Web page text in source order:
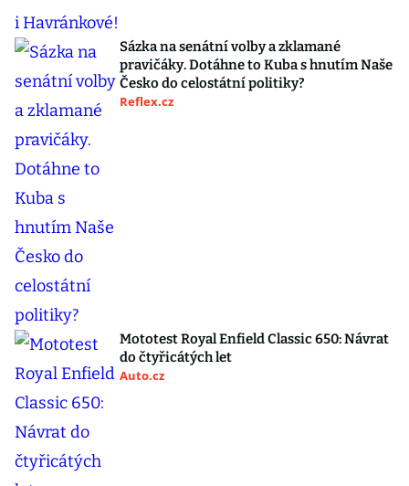
Sázka na senátní volby a zklamané
pravičáky. Dotáhne to Kuba s hnutím Naše
Česko do celostátní politiky?
Reflex.cz
Mototest Royal Enfield Classic 650: Návrat
do čtyřicátých let
Auto.cz